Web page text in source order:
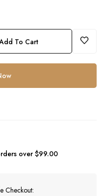
To Cart
over $99.00
Checkout: